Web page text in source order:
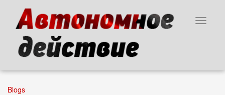
content
Toggle
Blogs